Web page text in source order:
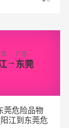
→
广东
东莞
莞危险品物
江到东莞危